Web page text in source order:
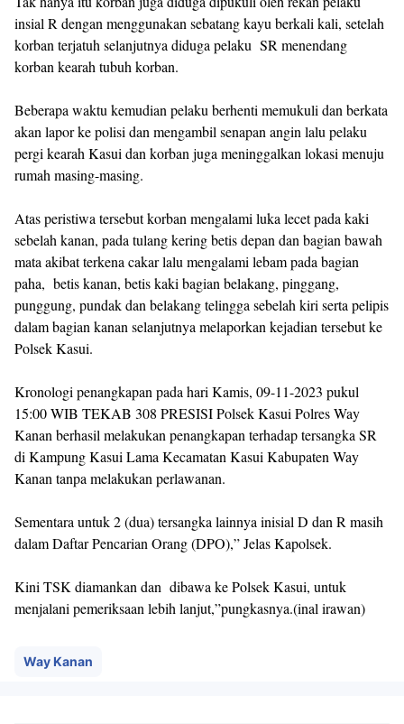
insial R dengan menggunakan sebatang kayu berkali kali, setelah
korban terjatuh selanjutnya diduga pelaku SR menendang
korban kearah tubuh korban.
Beberapa waktu kemudian pelaku berhenti memukuli dan berkata
akan lapor ke polisi dan mengambil senapan angin lalu pelaku
pergi kearah Kasui dan korban juga meninggalkan lokasi menuju
rumah masing-masing.
Atas peristiwa tersebut korban mengalami luka lecet pada kaki
sebelah kanan, pada tulang kering betis depan dan bagian bawah
mata akibat terkena cakar lalu mengalami lebam pada bagian
paha, betis kanan, betis kaki bagian belakang, pinggang,
punggung, pundak dan belakang telingga sebelah kiri serta pelipis
dalam bagian kanan selanjutnya melaporkan kejadian tersebut ke
Polsek Kasui.
Kronologi penangkapan pada hari Kamis, 09-11-2023 pukul
15:00 WIB TEKAB 308 PRESISI Polsek Kasui Polres Way
Kanan berhasil melakukan penangkapan terhadap tersangka SR
di Kampung Kasui Lama Kecamatan Kasui Kabupaten Way
Kanan tanpa melakukan perlawanan.
Sementara untuk 2 (dua) tersangka lainnya inisial D dan R masih
dalam Daftar Pencarian Orang (DPO),” Jelas Kapolsek.
Kini TSK diamankan dan dibawa ke Polsek Kasui, untuk
menjalani pemeriksaan lebih lanjut,”pungkasnya.(inal irawan)
Way Kanan